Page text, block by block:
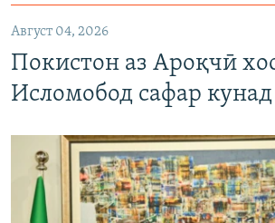
Август 04, 2026
Покистон аз Ароқчӣ
Исломобод сафар кунад